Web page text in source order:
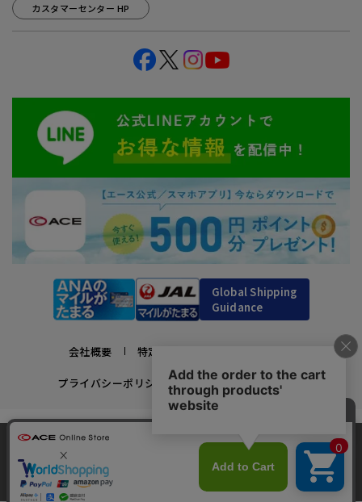
カスタマーセンター HP
Global Shipping
Guidance
会社概要 特定商取引法に基づく表示
プライバシーポリシー 利用規約 採用情報
かばんの総合メーカー、エース公式サイト
スーツケースビジネスバッグ直営店ならではの豊富なラインナップでご紹介！
充実のアフターサービス・豊富な品揃え・安心のメーカー直営ストア
当サイトでは、サイトの利便性向上のため、クッ
キー(Cookie)を使用しています。クッキーについ
て詳細はこちら
承諾する
最近、14人がこの商品をカートに入れました